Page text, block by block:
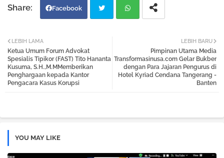
Facebook
pp
LEBIH BARU
Pimpinan Utama Media
Transformasinusa.com Gelar Bukber
dengan Para Jajaran Pengurus di
Hotel Kyriad Cendana Tangerang -
Banten
LEBIH LAMA
Ketua Umum Forum Advokat
Spesialis Tipikor (FAST) Tito Hananta
Kusuma, S.H.,M.MMemberikan
Penghargaan kepada Kantor
Pengacara Kasus Korupsi
YOU MAY LIKE